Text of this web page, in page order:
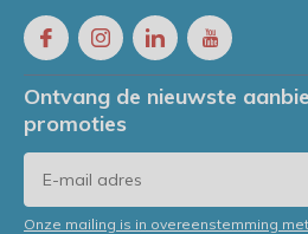
Ontvang de nieuwste
promoties
Onze mailing is in overeenstemming